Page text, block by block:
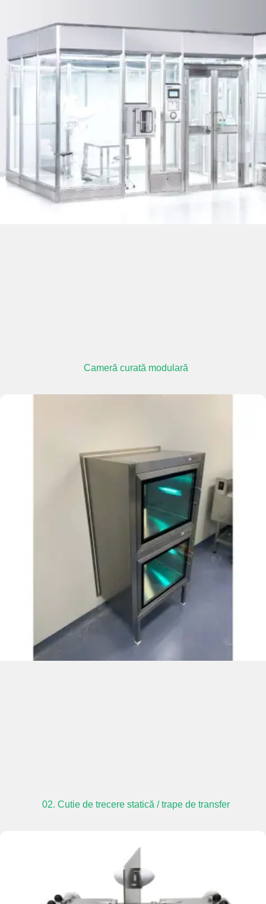
Cameră curată modulară
02. Cutie de trecere statică / trape de transfer